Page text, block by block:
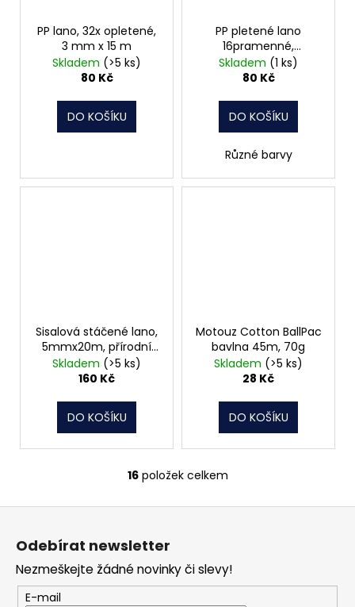
PP lano, 32x opletené,
3 mm x 15 m
Skladem (>5 ks)
80 Kč
DO KOŠÍKU
PP pletené lano
16pramenné,
4mmx20m, reflexní
oranžová, navíječ
Skladem (1 ks)
80 Kč
DO KOŠÍKU
Různé barvy
Sisalová stáčené lano,
5mmx20m, přírodní
barva, navíječ
Skladem (>5 ks)
160 Kč
DO KOŠÍKU
Motouz Cotton BallPac
bavlna 45m, 70g
Skladem (>5 ks)
28 Kč
DO KOŠÍKU
O
v
a
c
16položek celkem
Z
Odebírat newsletter
Nezmeškejte žádné novinky či slevy!
E-mail